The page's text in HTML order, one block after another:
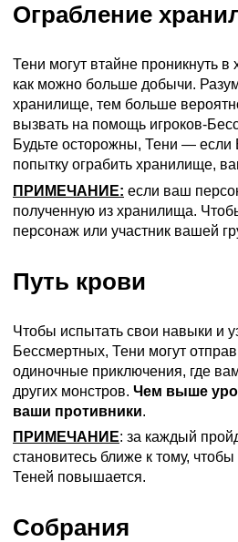
Ограбление
Тени могут втайне проникнуть
как можно больше добычи.
хранилище, тем больше
вызвать на помощь игроков-
Будьте осторожны, Тени — если
попытку ограбить хранилище,
ПРИМЕЧАНИЕ: если ваш
полученную из хранилища.
персонаж или участник вашей
Путь крови
Чтобы испытать свои навыки и
Бессмертных, Тени могут
одиночные приключения, где
других монстров. Чем выше
ваши противники.
ПРИМЕЧАНИЕ: за каждый
становитесь ближе к тому,
Теней повышается.
Собрания